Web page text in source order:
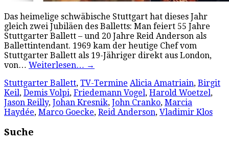
Das heimelige schwäbische Stuttgart hat dieses Jahr
gleich zwei Jubiläen des Balletts: Man feiert 55 Jahre
Stuttgarter Ballett – und 20 Jahre Reid Anderson als
Ballettintendant. 1969 kam der heutige Chef vom
Stuttgarter Ballett als 19-Jähriger direkt aus London,
von… Weiterlesen… →
Stuttgarter Ballett, TV-Termine Alicia Amatriain, Birgit
Keil, Demis Volpi, Friedemann Vogel, Harold Woetzel,
Jason Reilly, Johan Kresnik, John Cranko, Marcia
Haydée, Marco Goecke, Reid Anderson, Vladimir Klos
Suche